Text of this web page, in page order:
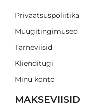
Privaatsuspoliitika
Müügitingimused
Tarneviisid
Klienditugi
Minu konto
MAKSEVIISID